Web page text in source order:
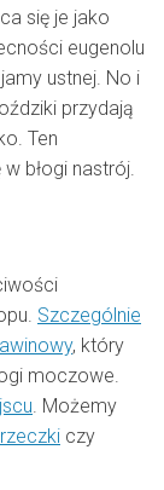
się je jako
eugenolu
ustnej. No i
przydają
Ten
błogi nastrój.
Szczególnie
, który
moczowe.
. Możemy
czy